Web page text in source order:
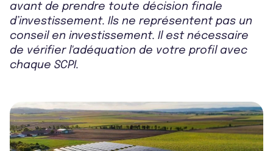
avant de prendre toute décision finale
d’investissement. Ils ne représentent pas un
conseil en investissement. Il est nécessaire
de vérifier l'adéquation de votre profil avec
chaque SCPI.